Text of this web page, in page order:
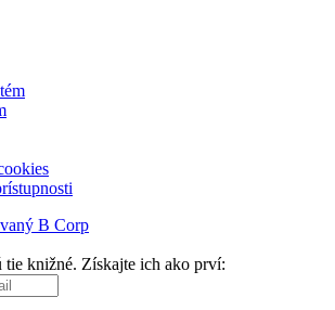
B Corp
knižné. Získajte ich ako prví: